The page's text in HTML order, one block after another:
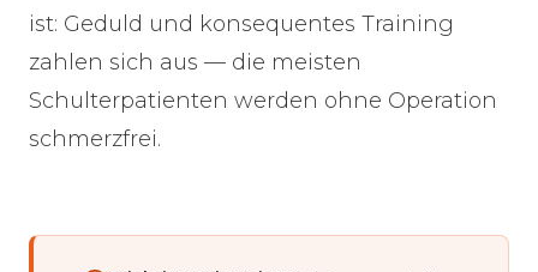
ist: Geduld und konsequentes Training
zahlen sich aus — die meisten
Schulterpatienten werden ohne Operation
schmerzfrei.